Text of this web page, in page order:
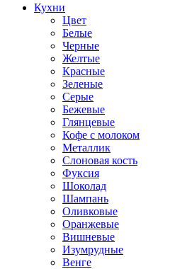
Кухни
Цвет
Белые
Черные
Желтые
Красные
Зеленые
Серые
Бежевые
Глянцевые
Кофе с молоком
Металлик
Слоновая кость
Фуксия
Шоколад
Шампань
Оливковые
Оранжевые
Вишневые
Изумрудные
Венге